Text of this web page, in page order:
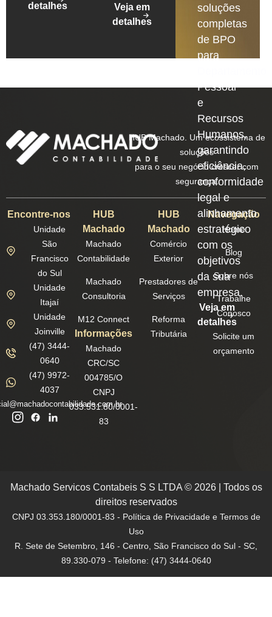
detalhes
Veja em
detalhes
soluções
completas
de BPO
para
Pessoal
e
Recursos
Humanos,
garantindo
eficiência,
conformidade
legal e
alinhamento
estratégico
com os
objetivos
da sua
empresa.
Veja em
detalhes
HUB Machado. Um ecossistema de
soluções
para o seu negócio crescer com
segurança.
Encontre-nos
Unidade
São
Francisco
do Sul
Unidade
Itajaí
Unidade
Joinville
(47) 3444-
0640
(47) 9972-
4037
HUB
Machado
Machado
Contabilidade
Machado
Consultoria
M12 Connect
Informações
Machado
CRC/SC
004785/O
CNPJ
033.531.80/0001-
83
HUB
Machado
Comércio
Exterior
Prestadores de
Serviços
Reforma
Tributária
Navegação
Home
Blog
Sobre nós
Trabalhe
Conosco
Solicite um
orçamento
Machado Servicos Contabeis S S LTDA © 2026 | Todos os
direitos reservados
CNPJ 03.353.180/0001-83 - Política de Privacidade e Termos de
Uso
R. Sete de Setembro, 146 - Centro, São Francisco do Sul - SC,
89.330-079 - Telefone: (47) 3444-0640